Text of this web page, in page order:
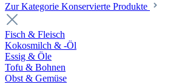
Zur Kategorie Konservierte Produkte
Fisch & Fleisch
Kokosmilch & -Öl
Essig & Öle
Tofu & Bohnen
Obst & Gemüse